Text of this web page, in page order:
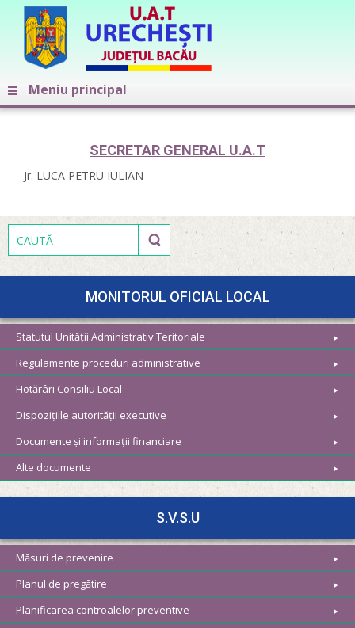
Meniu principal
SECRETAR GENERAL U.A.T
Jr. LUCA PETRU IULIAN
MONITORUL OFICIAL LOCAL
Statutul Unității Administrativ Teritoriale
Regulamente proceduri administrative
Hotărâri Consiliu Local
Dispozițiile autorității executive
Documente și informații financiare
Alte documente
S.V.S.U
Măsuri de prevenire
Planul de pregătire
Planificarea controalelor preventive